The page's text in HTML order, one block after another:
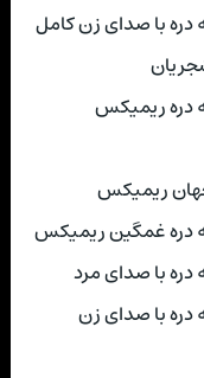
با صدای زن کامل
دره ریمیکس
ریمیکس
دره غمگین ریمیکس
با صدای مرد
با صدای زن